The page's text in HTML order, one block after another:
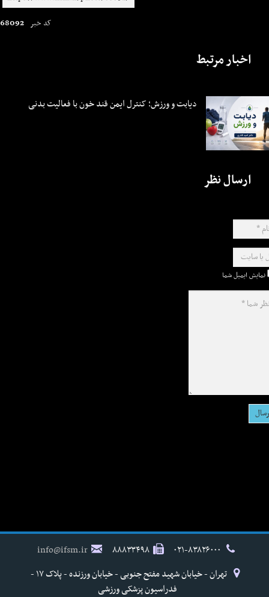
کد خبر 68092
اخبار مرتبط
دیابت و ورزش؛ کنترل ایمن قند خون با فعالیت بدنی
ارسال نظر
نمایش ایمیل شما
۸۸۸۳۳۴۹۸
info@ifsm.ir
تهران - خیابان شهید مفتح جنوبی - خیابان ورزنده - پلاک ۱۷ -
فدراسیون پزشکی ورزشی